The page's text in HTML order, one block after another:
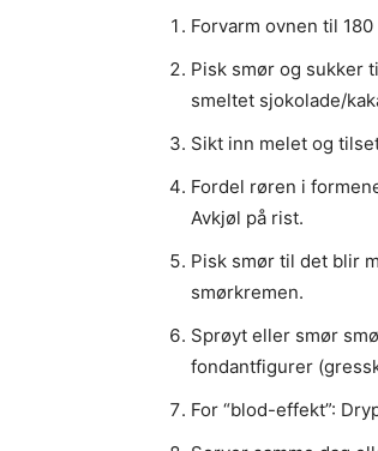
Forvarm ovnen til
Pisk smør og sukker
smeltet sjokolade/
Sikt inn melet og
Fordel røren i
Avkjøl på rist.
Pisk smør til det blir
smørkremen.
Sprøyt eller smør
fondantfigurer
For “blod-effekt”: